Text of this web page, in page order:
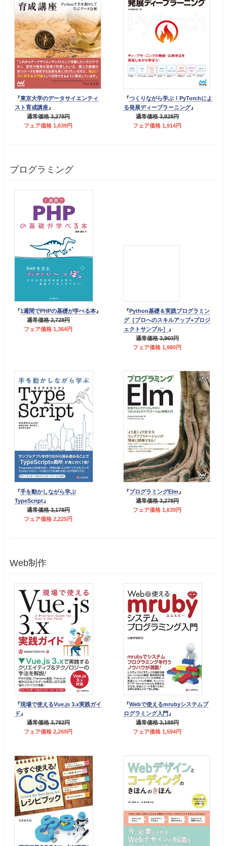
『東京大学のデータサイエンティ
スト育成講座 』
通常価格 3,278円
フェア価格 1,639円
『つくりながら学ぶ！PyTorchによ
る発展ディープラーニング』
通常価格 3,828円
フェア価格 1,914円
プログラミング
『1週間でPHPの基礎が学べる本 』
通常価格 2,728円
フェア価格 1,364円
『Python基礎＆実践プログラミン
グ［プロへのスキルアップ+プロジ
ェクトサンプル］
』
通常価格 3,960円
フェア価格 1,980円
『手を動かしながら学ぶ
TypeScript 』
通常価格 3,178円
フェア価格 2,225円
『プログラミングElm 』
通常価格 3,278円
フェア価格 1,639円
Web制作
『現場で使えるVue.js 3.x実践ガイ
ド 』
通常価格 3,782円
フェア価格 2,269円
『Webで使えるmrubyシステムプ
ログラミング入門 』
通常価格 3,188円
フェア価格 1,594円